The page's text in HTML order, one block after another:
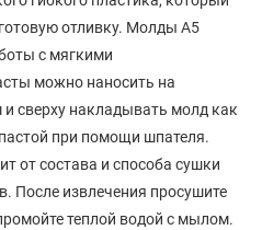
отливку. Молды A5
с мягкими
можно наносить на
сверху накладывать молд как
при помощи шпателя.
от состава и способа сушки
После извлечения просушите
теплой водой с мылом.